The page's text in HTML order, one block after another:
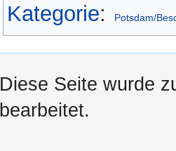
Kategorie: Potsdam/
Diese Seite wurde
bearbeitet.